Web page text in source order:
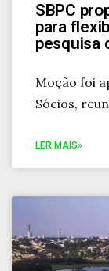
SBPC
para
pesquisa
Moção foi
Sócios,
LER MAIS»